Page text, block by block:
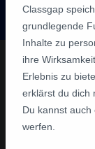
Classgap
grundlegende
Inhalte zu
ihre
Erlebnis zu
erklärst du dich
Du kannst auch
werfen.